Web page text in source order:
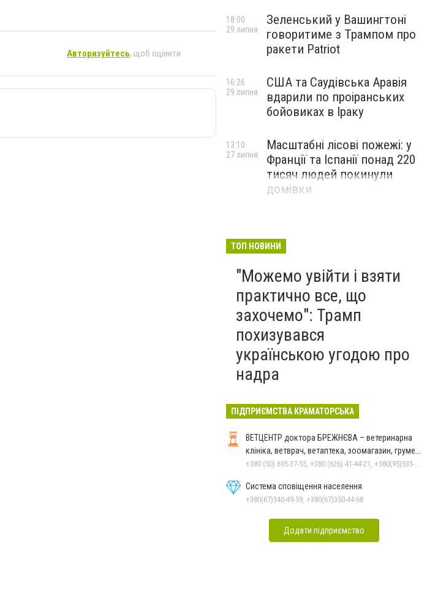
Авторизуйтесь, щоб оцінити
Зеленський у Вашингтоні
говоритиме з Трампом про
ракети Patriot
18:00
29 липня
США та Саудівська Аравія
вдарили по проіранських
бойовиках в Іраку
16:26
29 липня
Масштабні лісові пожежі: у
Франції та Іспанії понад 220
тисяч людей покинули
домівки
13:10
27 липня
ТОП НОВИНИ
"Можемо увійти і взяти
практично все, що
захочемо": Трамп
похизувався
українською угодою про
надра
ПІДПРИЄМСТВА КРАМАТОРСЬКА
ВЕТЦЕНТР доктора БРЕЖНЄВА – ветеринарна
клініка, ветврач, ветаптека, зоомагазин, грумер,
стрижки.
+380 (50) 695-37-55, +380 (626) 41-44-21, +380(95)533-90-03
Система сповіщення населення
+380(67)340-49-59, +380(67)350-44-68
Додати підприємство